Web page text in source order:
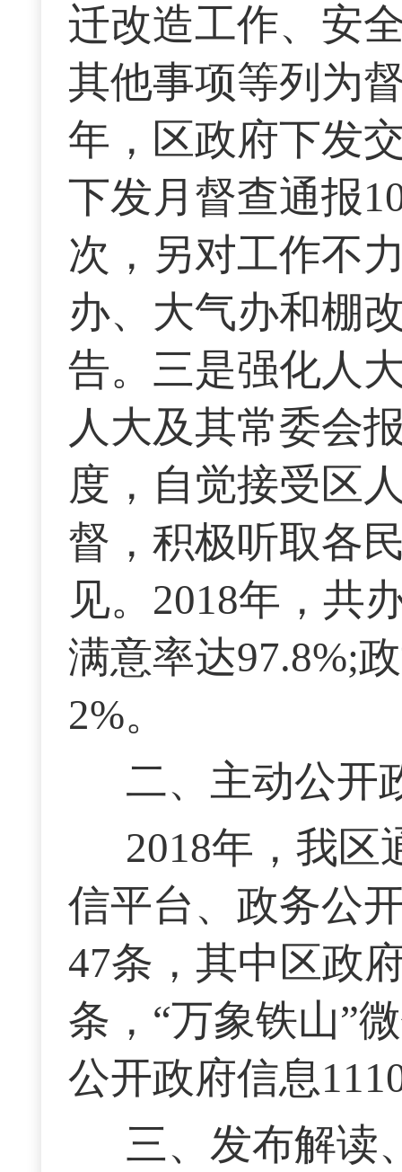
迁改造工作、安
其他事项等列为
年，区政府下发
下发月督查通报
次，另对工作不
办、大气办和棚
告。三是强化人
人大及其常委会
度，自觉接受区
督，积极听取各
见。2018年，共
满意率达97.8%;
2%。
二、主动公开
2018年，我区
信平台、政务公
47条，其中区政
条，“万象铁山”
公开政府信息
三、发布解读